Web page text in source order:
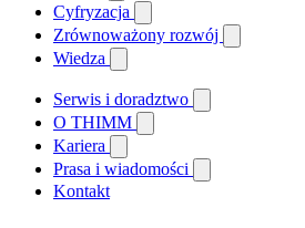
Cyfryzacja
Zrównoważony rozwój
Wiedza
Serwis i doradztwo
O THIMM
Kariera
Prasa i wiadomości
Kontakt